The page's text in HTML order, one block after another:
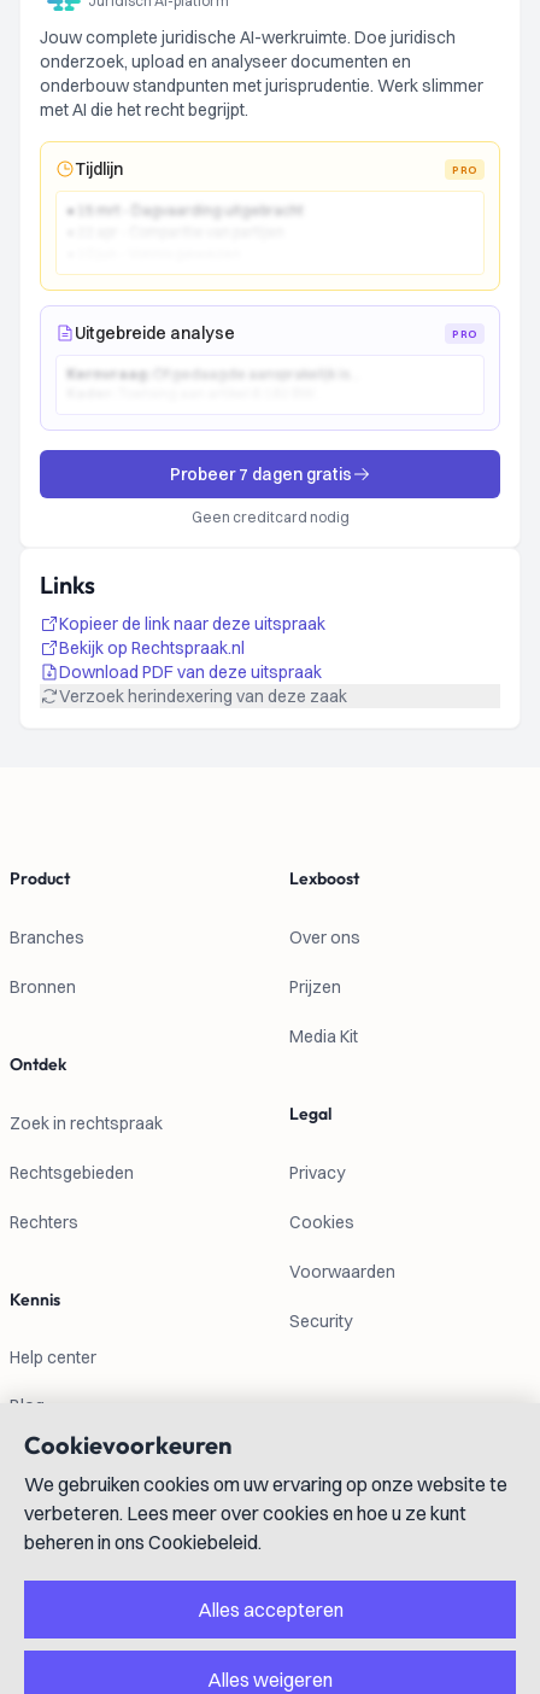
Jouw complete juridische AI-werkruimte. Doe juridisch
onderzoek, upload en analyseer documenten en
onderbouw standpunten met jurisprudentie. Werk slimmer
met AI die het recht begrijpt.
Tijdlijn PRO
● 15 mrt - Dagvaarding uitgebracht
Uitgebreide analyse PRO
Kernvraag:
Probeer 7 dagen gratis
Geen creditcard nodig
Links
Kopieer de link naar deze uitspraak
Bekijk op Rechtspraak.nl
Download PDF van deze uitspraak
Verzoek herindexering van deze zaak
Product
Branches
Bronnen
Ontdek
Zoek in rechtspraak
Rechtsgebieden
Rechters
Kennis
Help center
Blog
Lexboost
Over ons
Prijzen
Media Kit
Legal
Privacy
Cookies
Voorwaarden
Security
Contactgegevens
info@lexboost.com
GitHubYouTube
Cookievoorkeuren
We gebruiken cookies om uw ervaring op onze website te
verbeteren. Lees meer over cookies en hoe u ze kunt
beheren in ons Cookiebeleid.
Alles accepteren
Alles weigeren